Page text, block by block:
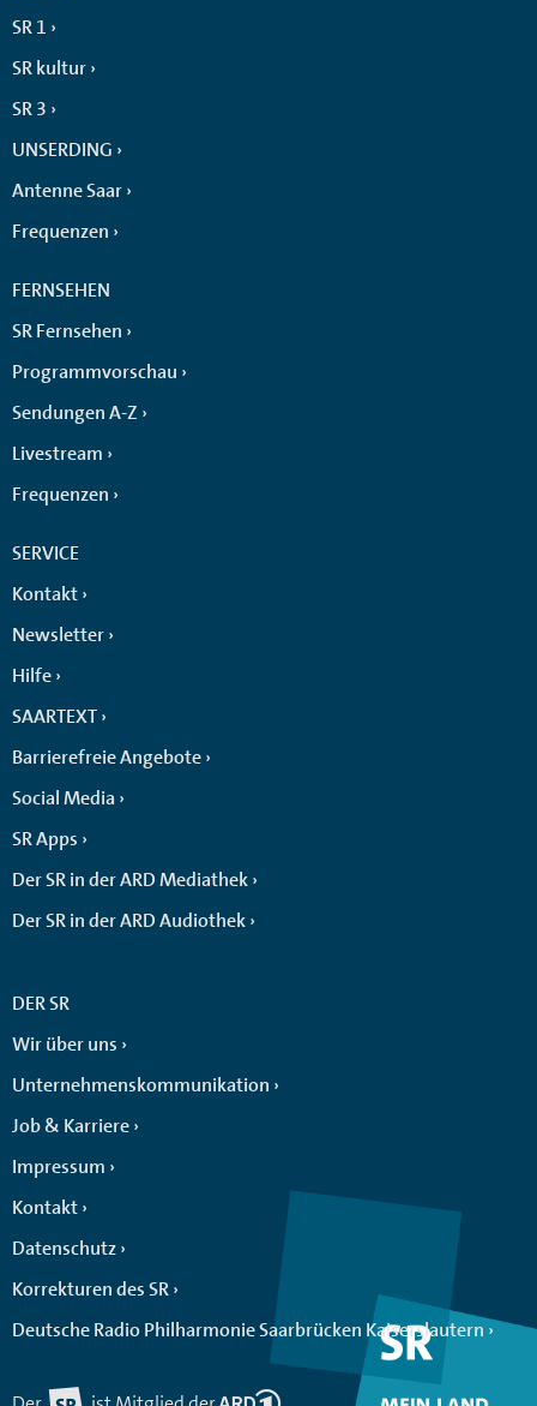
SR 1
SR kultur
SR 3
UNSERDING
Antenne Saar
Frequenzen
FERNSEHEN
SR Fernsehen
Programmvorschau
Sendungen A-Z
Livestream
Frequenzen
SERVICE
Kontakt
Newsletter
Hilfe
SAARTEXT
Barrierefreie Angebote
Social Media
SR Apps
Der SR in der ARD Mediathek
Der SR in der ARD Audiothek
DER SR
Wir über uns
Unternehmenskommunikation
Job & Karriere
Impressum
Kontakt
Datenschutz
Korrekturen des SR
Deutsche Radio Philharmonie Saarbrücken Kaiserslautern